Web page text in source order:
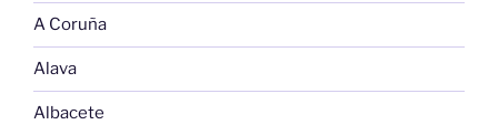
A Coruña
Alava
Albacete